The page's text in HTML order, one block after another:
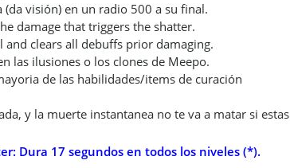
visión) en un radio 500 a su final.
damage that triggers the shatter.
clears all debuffs prior damaging.
las ilusiones o los clones de Meepo.
de las habilidades/items de curación
y la muerte instantanea no te va a matar si estas
Dura 17 segundos en todos los niveles (*).